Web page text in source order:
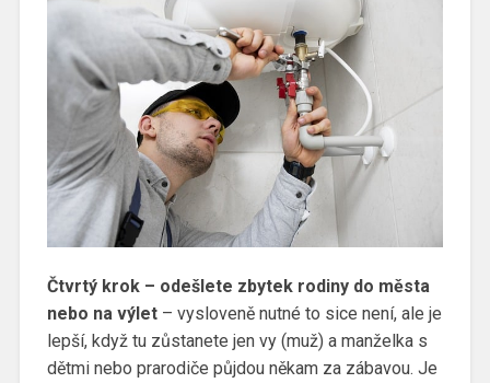
Čtvrtý krok – odešlete zbytek rodiny do města
nebo na výlet – vysloveně nutné to sice není, ale je
lepší, když tu zůstanete jen vy (muž) a manželka s
dětmi nebo prarodiče půjdou někam za zábavou. Je